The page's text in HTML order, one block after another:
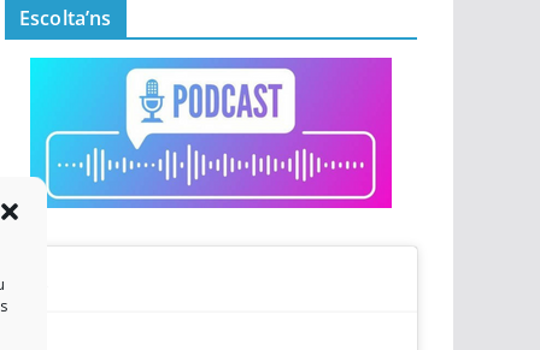
Escolta’ns